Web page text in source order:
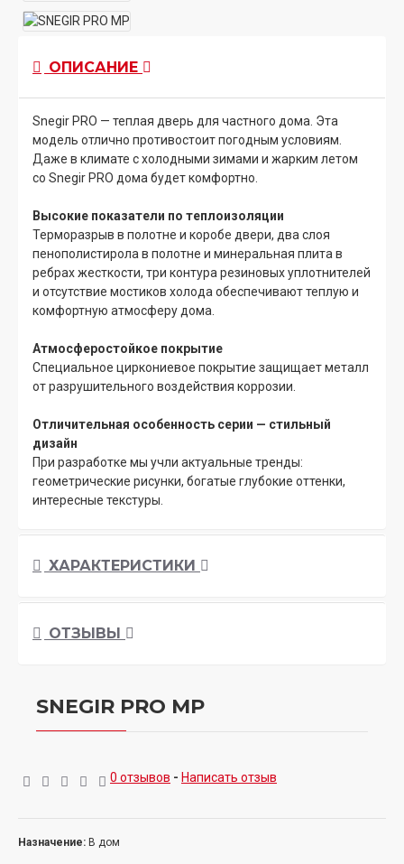
ОПИСАНИЕ
Snegir PRO — теплая дверь для частного дома. Эта
модель отлично противостоит погодным условиям.
Даже в климате с холодными зимами и жарким летом
со Snegir PRO дома будет комфортно.
Высокие показатели по теплоизоляции
Терморазрыв в полотне и коробе двери, два слоя
пенополистирола в полотне и минеральная плита в
ребрах жесткости, три контура резиновых уплотнителей
и отсутствие мостиков холода обеспечивают теплую и
комфортную атмосферу дома.
Атмосферостойкое покрытие
Специальное циркониевое покрытие защищает металл
от разрушительного воздействия коррозии.
Отличительная особенность серии — стильный
дизайн
При разработке мы учли актуальные тренды:
геометрические рисунки, богатые глубокие оттенки,
интересные текстуры.
ХАРАКТЕРИСТИКИ
ОТЗЫВЫ
SNEGIR PRO MP
0 отзывов - Написать отзыв
Назначение: В дом